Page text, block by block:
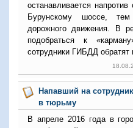
останавливается
Бурунскому шоссе,
дорожного движения. В
подобраться к
сотрудники ГИБДД
Напавший на
в тюрьму
В апреле 2016 года в